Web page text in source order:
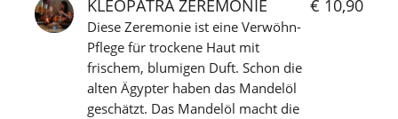
KLEOPATRA ZEREMONIE € 10,90
Diese Zeremonie ist eine Verwöhn-
Pflege für trockene Haut mit
frischem, blumigen Duft. Schon die
alten Ägypter haben das Mandelöl
geschätzt. Das Mandelöl macht die